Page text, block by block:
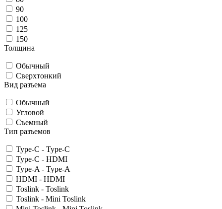
90
100
125
150
Толщина
Обычный
Сверхтонкий
Вид разъема
Обычный
Угловой
Съемный
Тип разъемов
Type-C - Type-C
Type-C - HDMI
Type-A - Type-A
HDMI - HDMI
Toslink - Toslink
Toslink - Mini Toslink